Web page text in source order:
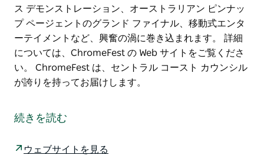
ス デモンストレーション、オーストラリアン ピンナッ
プ ページェントのグランド ファイナル、移動式エンタ
ーテイメントなど、興奮の渦に巻き込まれます。 詳細
については、ChromeFest の Web サイトをご覧くださ
い。 ChromeFest は、セントラル コースト カウンシル
が誇りを持ってお届けします。
い。
イブ エンターテイメント、ストリート クルーズ、レト
続きを読む
ウェブサイトを見る